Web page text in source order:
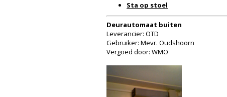
Sta op stoel
Deurautomaat buiten
Leverancier: OTD
Gebruiker: Mevr. Oudshoorn
Vergoed door: WMO